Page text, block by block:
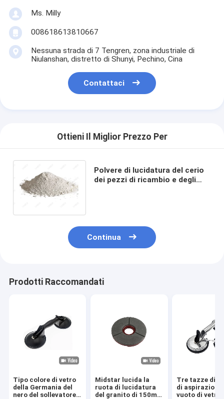
Ms. Milly
008618613810667
Nessuna strada di 7 Tengren, zona industriale di
Niulanshan, distretto di Shunyi, Pechino, Cina
Contattaci
Ottieni Il Miglior Prezzo Per
Polvere di lucidatura del cerio
dei pezzi di ricambio e degli
Continua
Prodotti Raccomandati
Tipo colore di vetro
della Germania del
nero del sollevatore
Midstar lucida la
ruota di lucidatura
del granito di 150mm
Tre tazze di
di aspirazione
vuoto di vetro